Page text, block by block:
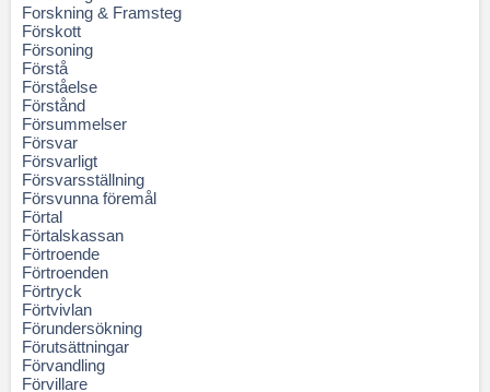
Forskning & Framsteg
Förskott
Försoning
Förstå
Förståelse
Förstånd
Försummelser
Försvar
Försvarligt
Försvarsställning
Försvunna föremål
Förtal
Förtalskassan
Förtroende
Förtroenden
Förtryck
Förtvivlan
Förundersökning
Förutsättningar
Förvandling
Förvillare